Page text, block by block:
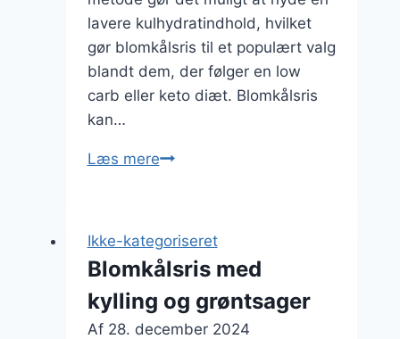
lavere kulhydratindhold, hvilket
gør blomkålsris til et populært valg
blandt dem, der følger en low
carb eller keto diæt. Blomkålsris
kan…
Læs mereBlomkålsris
hvidløg
Ikke-kategoriseret
Blomkålsris med
kylling og grøntsager
Af 28. december 2024